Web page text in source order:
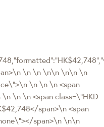
\n \n \n\n \n\n \n
\n \n \n <span
\n \n <span class=\"HKD
span>\n <span
span>\n \n\n